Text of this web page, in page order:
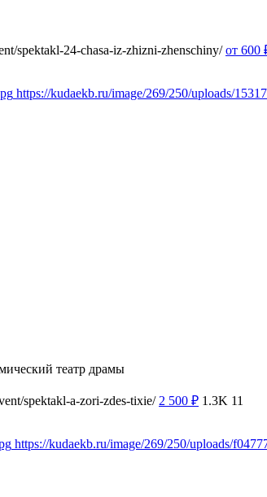
spektakl-24-chasa-iz-zhizni-zhenschiny/ от 600
https://kudaekb.ru/image/269/250/uploads/
театр драмы
spektakl-a-zori-zdes-tixie/ 2 500 ₽ 1.3K 11
https://kudaekb.ru/image/269/250/uploads/